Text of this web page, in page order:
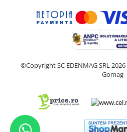
©Copyright SC EDENMAG SRL 2026
Gomag